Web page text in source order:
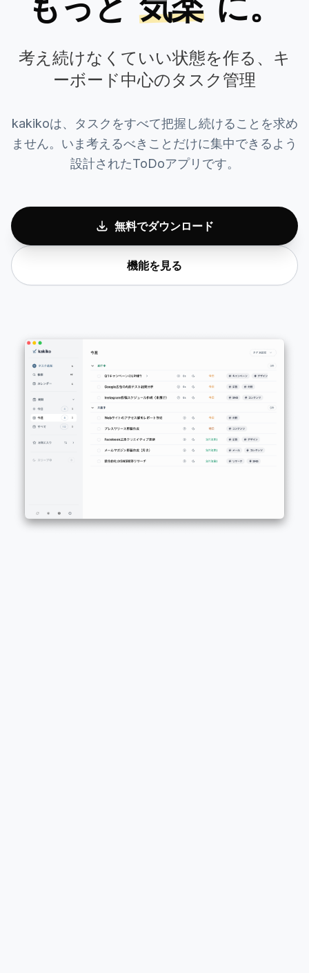
考え続けなくていい状態を作る、キ
ーボード中心のタスク管理
kakikoは、タスクをすべて把握し続けることを求め
ません。いま考えるべきことだけに集中できるよう
設計されたToDoアプリです。
無料でダウンロード
機能を見る